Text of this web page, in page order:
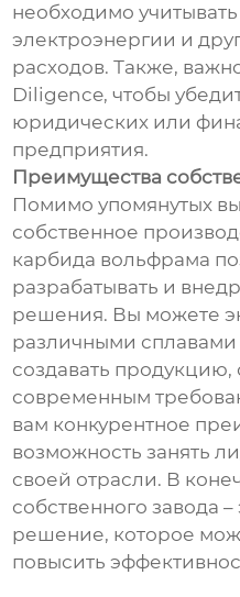
необходимо
электроэнергии и
расходов. Также,
Diligence, чтобы
юридических или
предприятия.
Преимущества
Помимо упомянутых
собственное
карбида вольфрама
разрабатывать и
решения. Вы можете
различными сплавами
создавать
современным
вам конкурентное
возможность занять
своей отрасли. В
собственного завода
решение, которое
повысить